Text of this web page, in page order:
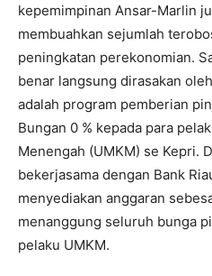
kepemimpinan Ansar-Marlin
membuahkan sejumlah
peningkatan perekonomian.
benar langsung dirasakan
adalah program pemberian
Bungan 0 % kepada para
Menengah (UMKM) se Kepri.
bekerjasama dengan Bank
menyediakan anggaran
menanggung seluruh bunga
pelaku UMKM.